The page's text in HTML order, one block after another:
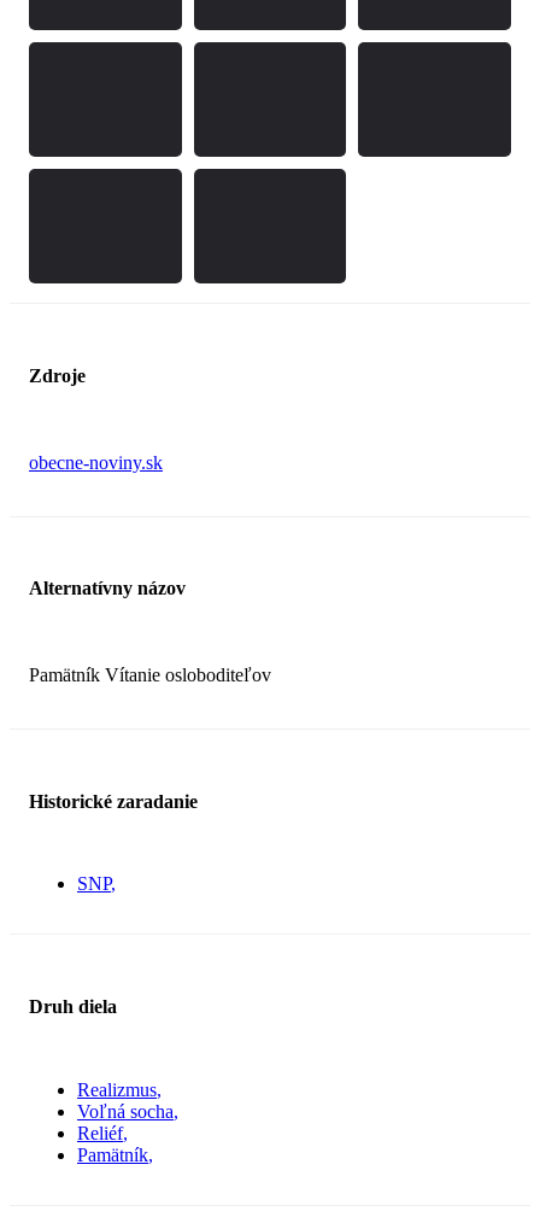
Zdroje
obecne-noviny.sk
Alternatívny názov
Pamätník Vítanie osloboditeľov
Historické zaradanie
SNP
Druh diela
Realizmus
Voľná socha
Reliéf
Pamätník